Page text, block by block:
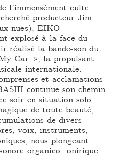
l’immensément culte
producteur Jim
nues), EIKO
explosé à la face du
réalisé la bande-son du
Car », la propulsant
internationale.
et acclamations
continue son chemin
soir en situation solo
de toute beauté,
de divers
voix, instruments,
nous plongeant
organico_onirique